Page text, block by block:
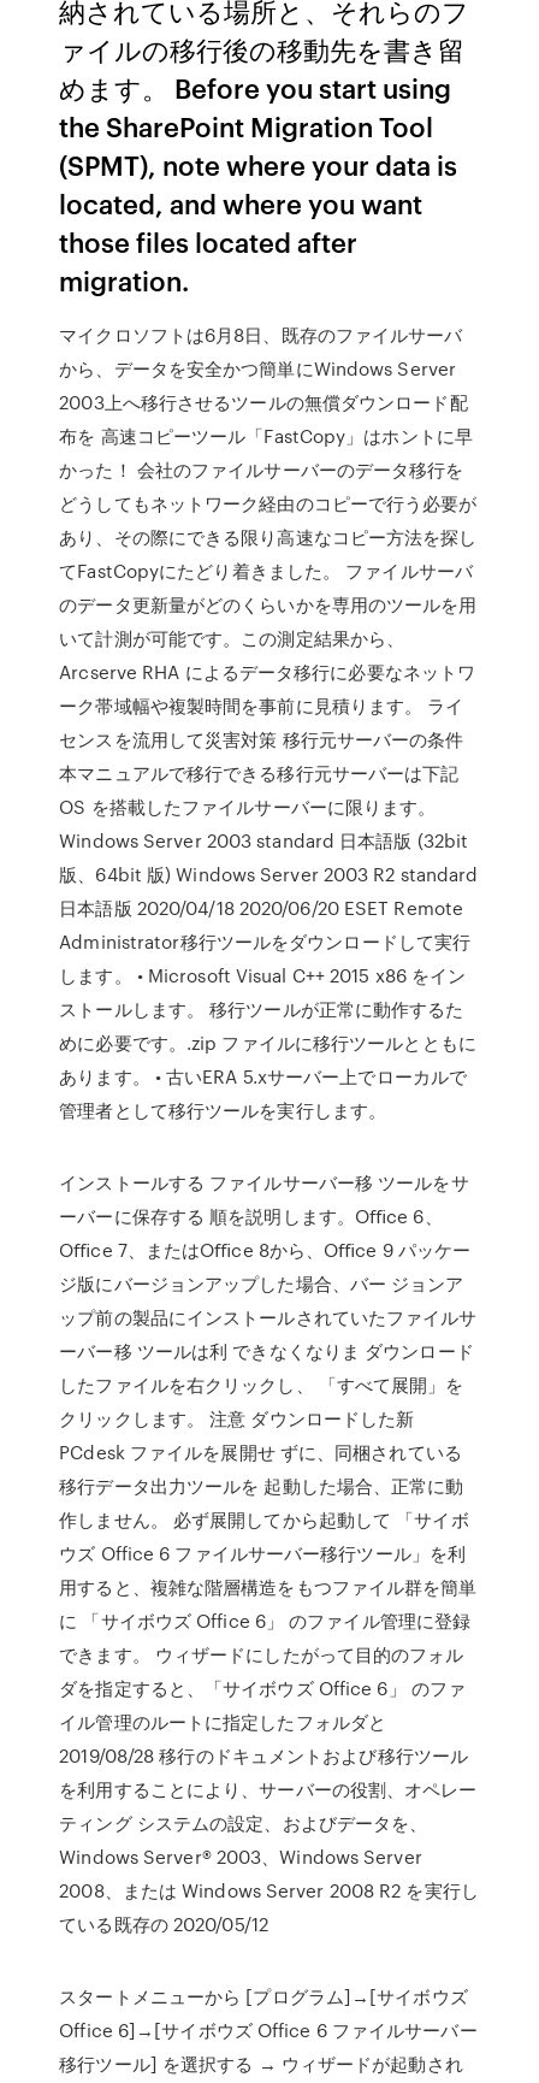
納されている場所と、それらのフ
ァイルの移行後の移動先を書き留
めます。 Before you start using
the SharePoint Migration Tool
(SPMT), note where your data is
located, and where you want
those files located after
migration.
マイクロソフトは6月8日、既存のファイルサーバ
から、データを安全かつ簡単にWindows Server
2003上へ移行させるツールの無償ダウンロード配
布を 高速コピーツール「FastCopy」はホントに早
かった！ 会社のファイルサーバーのデータ移行を
どうしてもネットワーク経由のコピーで行う必要が
あり、その際にできる限り高速なコピー方法を探し
てFastCopyにたどり着きました。 ファイルサーバ
のデータ更新量がどのくらいかを専用のツールを用
いて計測が可能です。この測定結果から、
Arcserve RHA によるデータ移行に必要なネットワ
ーク帯域幅や複製時間を事前に見積ります。 ライ
センスを流用して災害対策 移行元サーバーの条件
本マニュアルで移行できる移行元サーバーは下記
OS を搭載したファイルサーバーに限ります。
Windows Server 2003 standard 日本語版 (32bit
版、64bit 版) Windows Server 2003 R2 standard
日本語版 2020/04/18 2020/06/20 ESET Remote
Administrator移行ツールをダウンロードして実行
します。 • Microsoft Visual C++ 2015 x86 をイン
ストールします。 移行ツールが正常に動作するた
めに必要です。.zip ファイルに移行ツールとともに
あります。 • 古いERA 5.xサーバー上でローカルで
管理者として移行ツールを実行します。
インストールする ファイルサーバー移 ツールをサ
ーバーに保存する 順を説明します。Oﬃce 6、
Oﬃce 7、またはOﬃce 8から、Oﬃce 9 パッケー
ジ版にバージョンアップした場合、バー ジョンア
ップ前の製品にインストールされていたファイルサ
ーバー移 ツールは利 できなくなりま ダウンロード
したファイルを右クリックし、 「すべて展開」を
クリックします。 注意 ダウンロードした新
PCdesk ファイルを展開せ ずに、同梱されている
移行データ出力ツールを 起動した場合、正常に動
作しません。 必ず展開してから起動して 「サイボ
ウズ Office 6 ファイルサーバー移行ツール」を利
用すると、複雑な階層構造をもつファイル群を簡単
に 「サイボウズ Office 6」 のファイル管理に登録
できます。 ウィザードにしたがって目的のフォル
ダを指定すると、「サイボウズ Office 6」 のファ
イル管理のルートに指定したフォルダと
2019/08/28 移行のドキュメントおよび移行ツール
を利用することにより、サーバーの役割、オペレー
ティング システムの設定、およびデータを、
Windows Server® 2003、Windows Server
2008、または Windows Server 2008 R2 を実行し
ている既存の 2020/05/12
スタートメニューから [プログラム]→[サイボウズ
Office 6]→[サイボウズ Office 6 ファイルサーバー
移行ツール] を選択する → ウィザードが起動され